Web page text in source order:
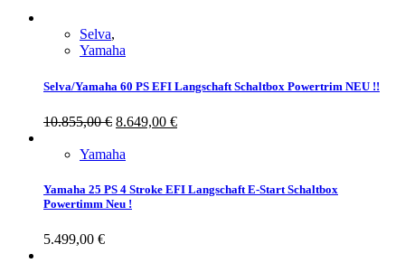
Selva,
Yamaha
Selva/Yamaha 60 PS EFI Langschaft Schaltbox Powertrim NEU !!
10.855,00€ 8.649,00 €
Yamaha
Yamaha 25 PS 4 Stroke EFI Langschaft E-Start Schaltbox
Powertimm Neu !
5.499,00 €